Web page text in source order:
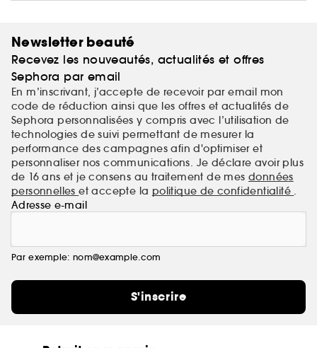
Newsletter beauté
Recevez les nouveautés, actualités et offres
Sephora par email
En m’inscrivant, j’accepte de recevoir par email mon
code de réduction ainsi que les offres et actualités de
Sephora personnalisées y compris avec l’utilisation de
technologies de suivi permettant de mesurer la
performance des campagnes afin d'optimiser et
personnaliser nos communications. Je déclare avoir plus
de 16 ans et je consens au traitement de mes données
personnelleset accepte la politique de confidentialité
Adresse e-mail
Par exemple: nom@example.com
S'inscrire